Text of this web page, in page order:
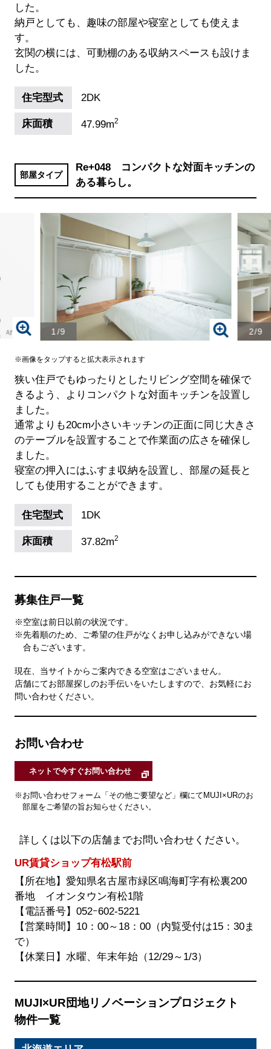
した。
納戸としても、趣味の部屋や寝室としても使えま
す。
玄関の横には、可動棚のある収納スペースも設けま
した。
住宅型式 2DK
床面積 47.99m2
部屋タイプ
Re+048 コンパクトな対面キッチンの
ある暮らし。
1/9 2/9
※画像をタップすると拡大表示されます
狭い住戸でもゆったりとしたリビング空間を確保で
きるよう、よりコンパクトな対面キッチンを設置し
ました。
通常よりも20cm小さいキッチンの正面に同じ大きさ
のテーブルを設置することで作業面の広さを確保し
ました。
寝室の押入にはふすま収納を設置し、部屋の延長と
しても使用することができます。
住宅型式 1DK
床面積 37.82m2
募集住戸一覧
※空室は前日以前の状況です。
※先着順のため、ご希望の住戸がなくお申し込みができない場
合もございます。
現在、当サイトからご案内できる空室はございません。
店舗にてお部屋探しのお手伝いをいたしますので、お気軽にお
問い合わせください。
お問い合わせ
ネットで今すぐお問い合わせ
※お問い合わせフォーム「その他ご要望など」欄にてMUJI×URのお
部屋をご希望の旨お知らせください。
詳しくは以下の店舗までお問い合わせください。
UR賃貸ショップ有松駅前
【所在地】愛知県名古屋市緑区鳴海町字有松裏200
番地 イオンタウン有松1階
【電話番号】 052ｰ602-5221
【営業時間】10：00～18：00（内覧受付は15：30ま
で）
【休業日】水曜、年末年始（12/29～1/3）
MUJI×UR団地リノベーションプロジェクト
物件一覧